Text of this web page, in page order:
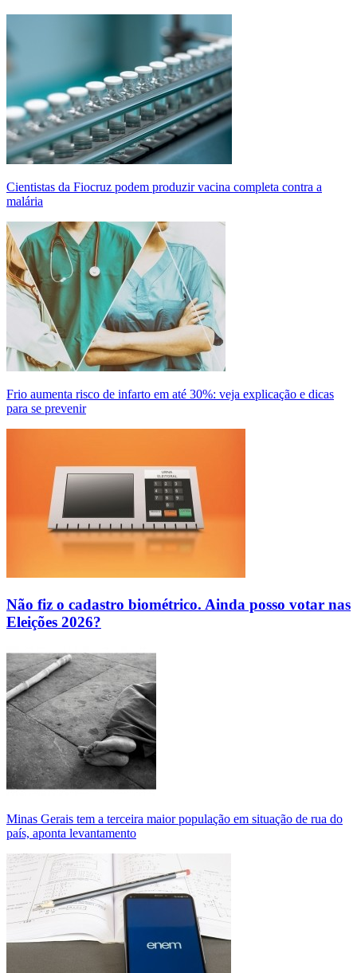
Cientistas da Fiocruz podem produzir vacina completa contra a
malária
Frio aumenta risco de infarto em até 30%: veja explicação e dicas
para se prevenir
Não fiz o cadastro biométrico. Ainda posso votar nas
Eleições 2026?
Minas Gerais tem a terceira maior população em situação de rua do
país, aponta levantamento